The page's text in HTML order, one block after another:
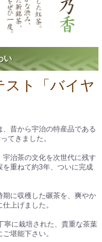
い
スト「バイヤ
昔から宇治の特産品である
てきました。
治茶の文化を次世代に残す
を重ねて約3年、ついに完成
に収穫した碾茶を、爽やか
上げました。
寧に栽培された、貴重な茶葉
堪能下さい。